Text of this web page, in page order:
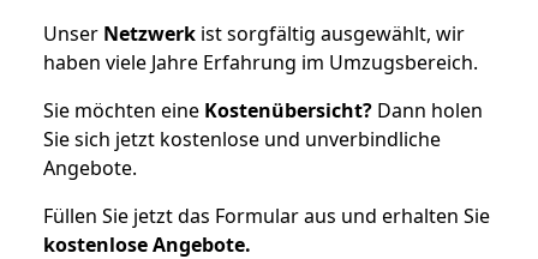
Unser Netzwerk ist sorgfältig ausgewählt, wir
haben viele Jahre Erfahrung im Umzugsbereich.
Sie möchten eine Kostenübersicht? Dann holen
Sie sich jetzt kostenlose und unverbindliche
Angebote.
Füllen Sie jetzt das Formular aus und erhalten Sie
kostenloseAngebote.